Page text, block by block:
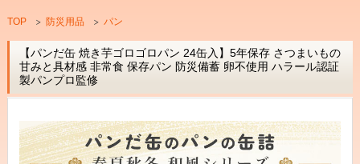
TOP 防災用品 パン
【パンだ缶 焼き芋ゴロゴロパン 24缶入】5年保存 さつまいもの
甘みと具材感 非常食 保存パン 防災備蓄 卵不使用 ハラール認証
製パンプロ監修